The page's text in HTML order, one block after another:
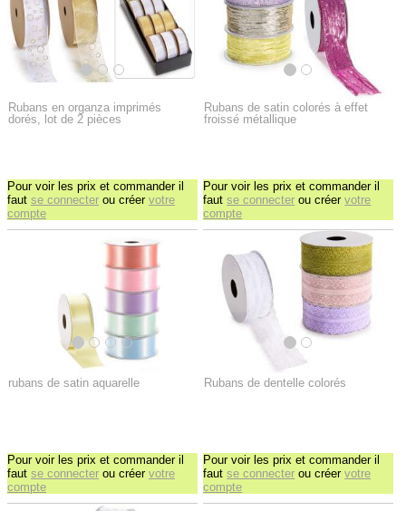
Rubans en organza imprimés
dorés, lot de 2 pièces
Pour voir les prix et commander il
faut se connecter ou créer votre
compte
Rubans de satin colorés à effet
froissé métallique
Pour voir les prix et commander il
fautse connecter ou créervotre
compte
rubans de satin aquarelle
Pour voir les prix et commander il
faut se connecter ou créer votre
compte
Rubans de dentelle colorés
Pour voir les prix et commander il
fautse connecter ou créervotre
compte